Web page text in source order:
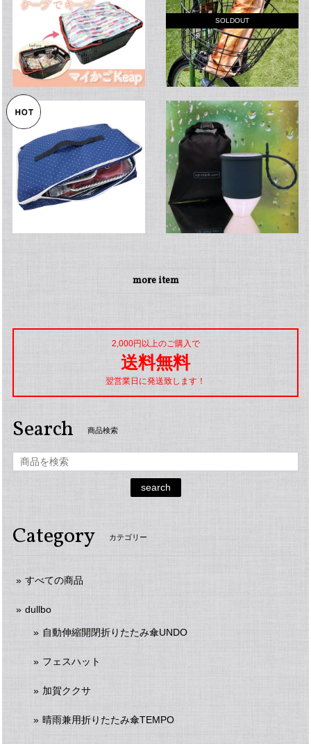
SOLDOUT
more item
2,000円以上のご購入で
送料無料
翌営業日に発送致します！
Search 商品検索
search
Category カテゴリー
すべての商品
dullbo
自動伸縮開閉折りたたみ傘UNDO
フェスハット
加賀ククサ
晴雨兼用折りたたみ傘TEMPO